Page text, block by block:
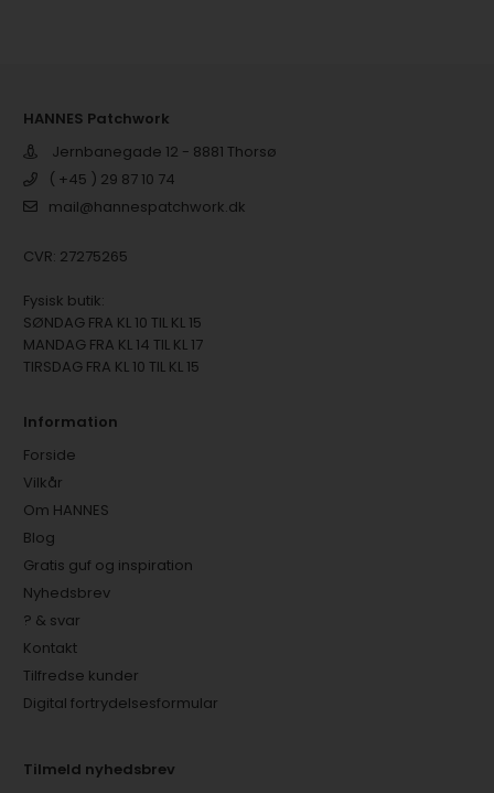
HANNES Patchwork
Jernbanegade 12 - 8881 Thorsø
( +45 ) 29 87 10 74
mail@hannespatchwork.dk
CVR: 27275265
Fysisk butik:
SØNDAG FRA KL 10 TIL KL 15
MANDAG FRA KL 14 TIL KL 17
TIRSDAG FRA KL 10 TIL KL 15
Information
Forside
Vilkår
Om HANNES
Blog
Gratis guf og inspiration
Nyhedsbrev
? & svar
Kontakt
Tilfredse kunder
Digital fortrydelsesformular
Tilmeld nyhedsbrev